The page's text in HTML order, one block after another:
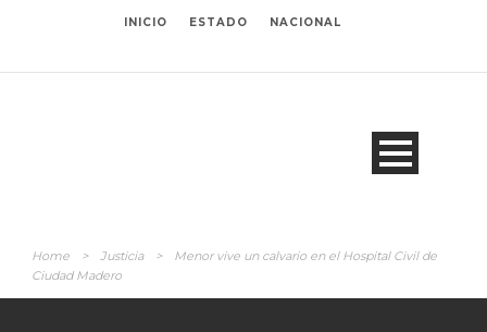
INICIO ESTADO NACIONAL
Home > Justicia >
Menor vive un calvario en el Hospital Civil de
Ciudad Madero